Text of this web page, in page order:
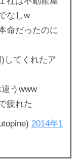
なしw
命だったのに
してくれたア
うwww
疲れた
2014年1